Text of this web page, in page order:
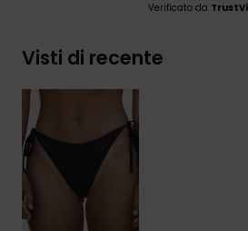
Verificato da
Visti di recente